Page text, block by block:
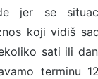
jer se
koji vidiš
sati ili
terminu